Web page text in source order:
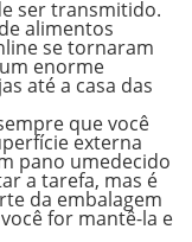
ser transmitido.
alimentos
se tornaram
enorme
até a casa das
que você
externa
pano umedecido
a tarefa, mas é
da embalagem
for mantê-la e